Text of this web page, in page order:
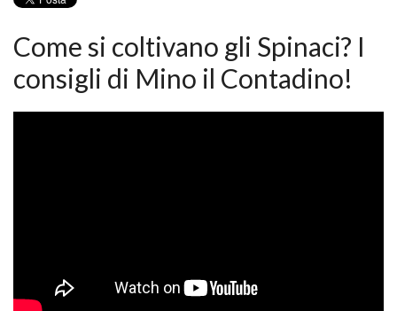
Come si coltivano gli Spinaci? I
consigli di Mino il Contadino!